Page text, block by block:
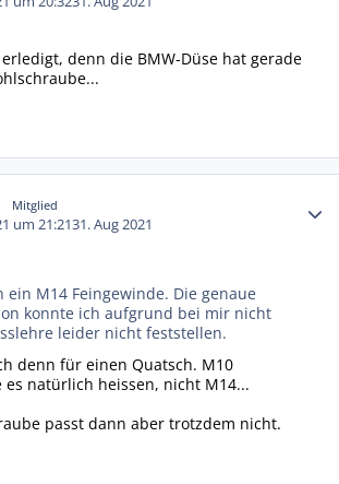
denn die BMW-Düse hat gerade
Mitglied
um 21:2131. Aug 2021
ein M14 Feingewinde. Die genaue
konnte ich aufgrund bei mir nicht
leider nicht feststellen.
denn für einen Quatsch. M10
es natürlich heissen, nicht M14...
passt dann aber trotzdem nicht.